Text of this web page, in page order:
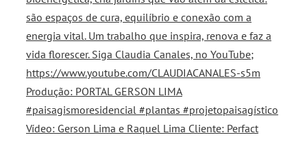
Vídeo: Gerson Lima e Raquel Lima Cliente: Perfact